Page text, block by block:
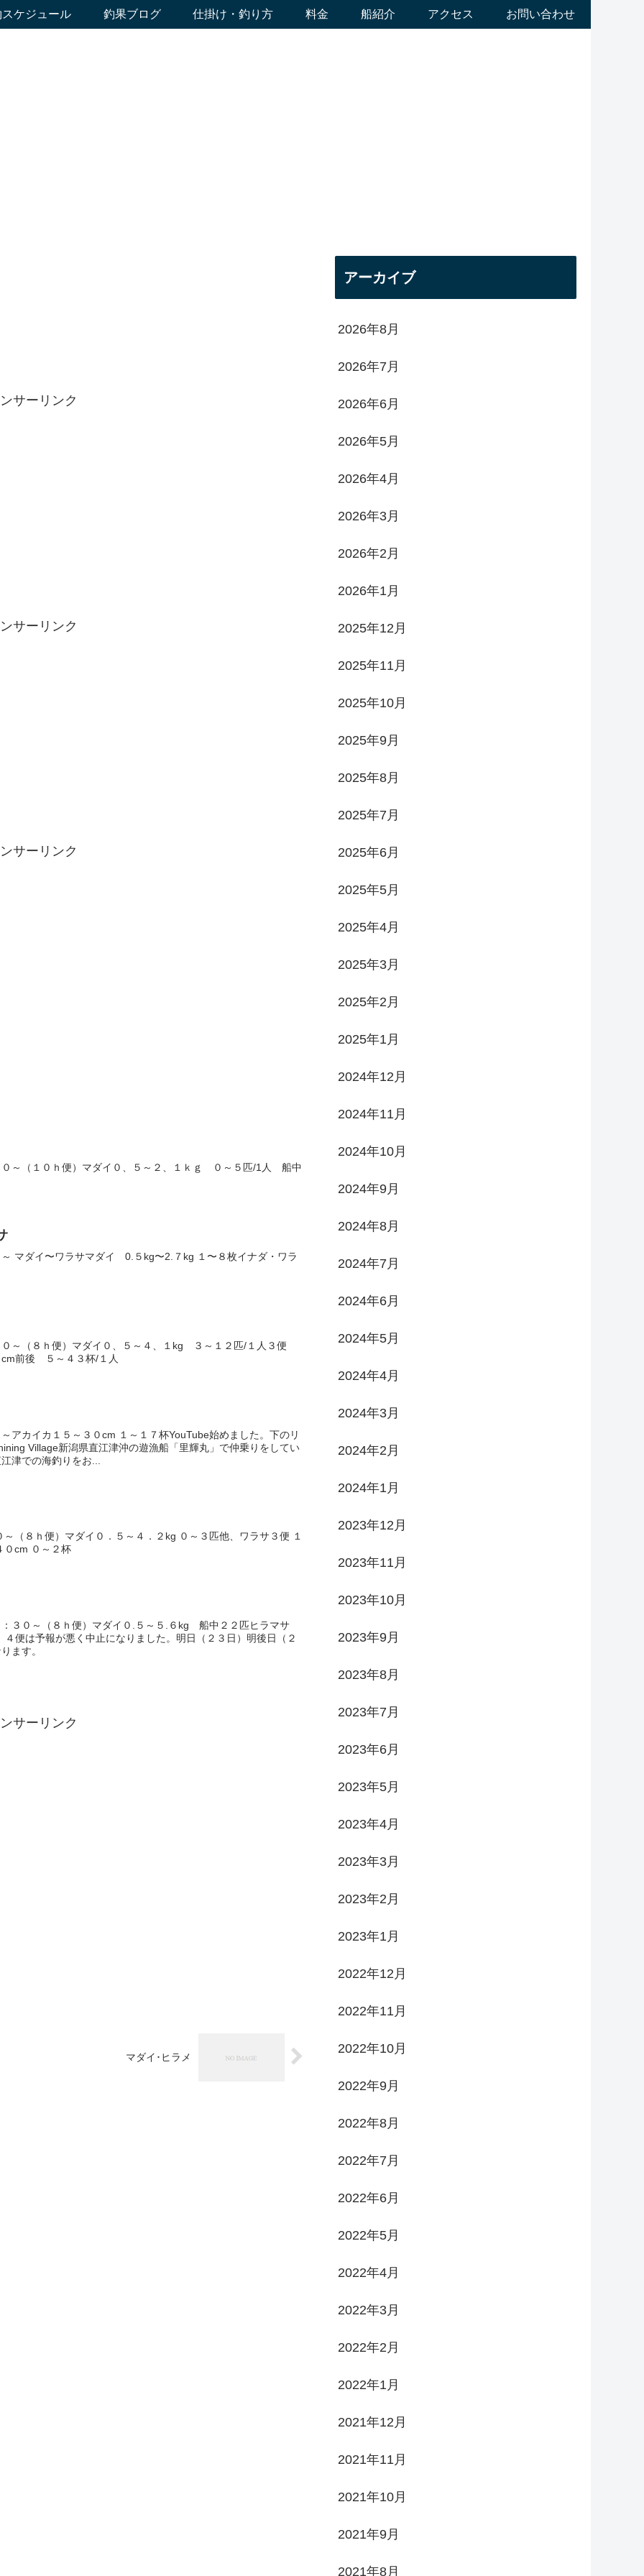
ケジュール 釣果ブログ 仕掛け・釣り方 料金 船紹介 アクセス お問い合わせ
サーリンク
サーリンク
サーリンク
～（１０ｈ便）マダイ０、５～２、１ｋｇ ０～５匹/1人 船中
マダイ〜ワラサマダイ 0.５kg〜2.７kg １〜８枚イナダ・ワラ
～（８ｈ便）マダイ０、５～４、１kg ３～１２匹/１人３便
前後 ５～４３杯/１人
アカイカ１５～３０cm １～１７杯YouTube始めました。下のリ
Village新潟県直江津沖の遊漁船「里輝丸」で仲乗りをしてい
津での海釣りをお...
（８ｈ便）マダイ０．５～４．２kg ０～３匹他、ワラサ３便 １
０cm ０～２杯
３０～（８ｈ便）マダイ０.５～５.６kg 船中２２匹ヒラマサ
便は予報が悪く中止になりました。明日（２３日）明後日（２
ます。
サーリンク
マダイ･ヒラメ
アーカイブ
2026年8月
2026年7月
2026年6月
2026年5月
2026年4月
2026年3月
2026年2月
2026年1月
2025年12月
2025年11月
2025年10月
2025年9月
2025年8月
2025年7月
2025年6月
2025年5月
2025年4月
2025年3月
2025年2月
2025年1月
2024年12月
2024年11月
2024年10月
2024年9月
2024年8月
2024年7月
2024年6月
2024年5月
2024年4月
2024年3月
2024年2月
2024年1月
2023年12月
2023年11月
2023年10月
2023年9月
2023年8月
2023年7月
2023年6月
2023年5月
2023年4月
2023年3月
2023年2月
2023年1月
2022年12月
2022年11月
2022年10月
2022年9月
2022年8月
2022年7月
2022年6月
2022年5月
2022年4月
2022年3月
2022年2月
2022年1月
2021年12月
2021年11月
2021年10月
2021年9月
2021年8月